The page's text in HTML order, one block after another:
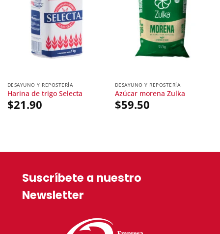
DESAYUNO Y REPOSTERÍA
Harina de trigo Selecta
$21.90
DESAYUNO Y REPOSTERÍA
Azúcar morena Zulka
$59.50
Suscríbete a nuestro
Newsletter